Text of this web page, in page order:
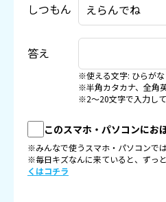
しつもん
答え
※使える文字: ひらが
※半角カタカナ、全角
※2〜20文字で入力し
このスマホ・パソコンにお
※みんなで使うスマホ・パソコンで
※毎日キズなんに来ていると、ずっ
くはコチラ